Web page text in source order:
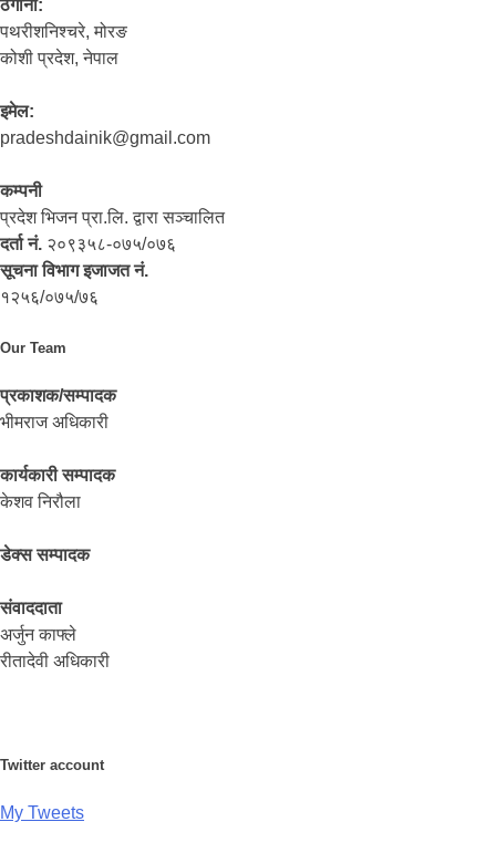
ठेगाना:
पथरीशनिश्‍चरे, मोरङ
कोशी प्रदेश, नेपाल
इमेल:
pradeshdainik@gmail.com
कम्पनी
प्रदेश भिजन प्रा.लि. द्वारा सञ्‍चालित
दर्ता नं. २०९३५८-०७५/०७६
सूचना विभाग इजाजत नं.
१२५६/०७५/७६
Our Team
प्रकाशक/सम्पादक
भीमराज अधिकारी
कार्यकारी सम्पादक
केशव निरौला
डेक्स सम्पादक
संवाददाता
अर्जुन काफ्ले
रीतादेवी अधिकारी
Twitter account
My Tweets